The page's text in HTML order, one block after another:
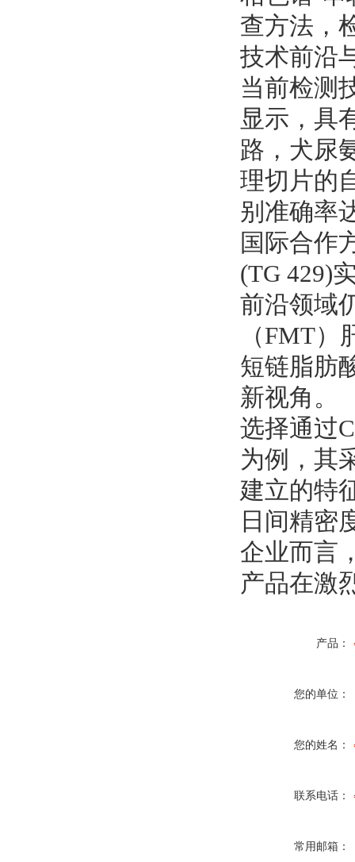
查方法，
技术前沿
当前检测
显示，具
路，犬尿
理切片的
别准确率
国际合作
(TG 429)
前沿领域
（FMT
短链脂肪
新视角。
选择通过
为例，其
建立的特
日间精密
企业而言
产品在激
产品：
您的单位：
您的姓名：
联系电话：
常用邮箱：